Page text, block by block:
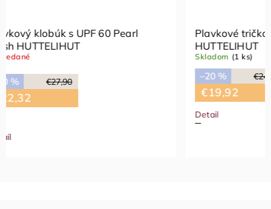
Plavkové tričko s UPF 60 Ash Rose
HUTTELIHUT